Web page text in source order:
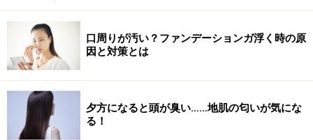
口周りが汚い？ファンデーションガ浮く時の原
因と対策とは
夕方になると頭が臭い……地肌の匂いが気にな
る！